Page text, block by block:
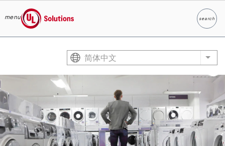
menu
UL Solutions
searchSearch
简体中文 List